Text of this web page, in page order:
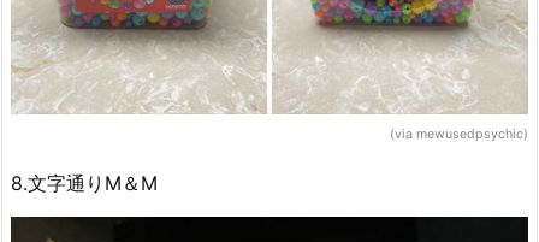
(via mewusedpsychic)
8.文字通りM＆M